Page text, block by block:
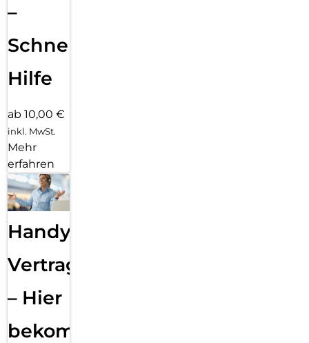
–
Schnelle
Hilfe
ab 10,00 €
inkl. MwSt.
Mehr
erfahren
Handy
Vertragsabwicklung
– Hier
bekommst